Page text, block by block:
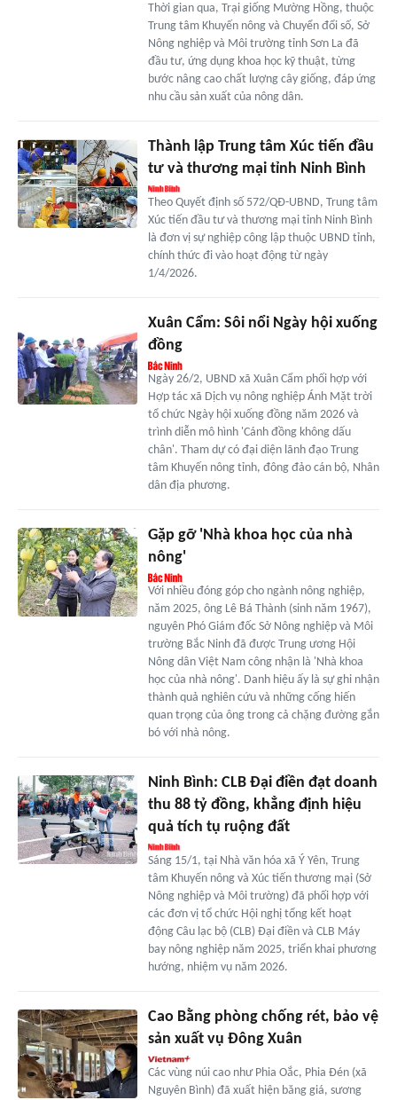
Thời gian qua, Trại giống Mường Hồng, thuộc
Trung tâm Khuyến nông và Chuyển đổi số, Sở
Nông nghiệp và Môi trường tỉnh Sơn La đã
đầu tư, ứng dụng khoa học kỹ thuật, từng
bước nâng cao chất lượng cây giống, đáp ứng
nhu cầu sản xuất của nông dân.
Thành lập Trung tâm Xúc tiến đầu
tư và thương mại tỉnh Ninh Bình
Theo Quyết định số 572/QĐ-UBND, Trung tâm
Xúc tiến đầu tư và thương mại tỉnh Ninh Bình
là đơn vị sự nghiệp công lập thuộc UBND tỉnh,
chính thức đi vào hoạt động từ ngày
1/4/2026.
Xuân Cẩm: Sôi nổi Ngày hội xuống
đồng
Ngày 26/2, UBND xã Xuân Cẩm phối hợp với
Hợp tác xã Dịch vụ nông nghiệp Ánh Mặt trời
tổ chức Ngày hội xuống đồng năm 2026 và
trình diễn mô hình 'Cánh đồng không dấu
chân'. Tham dự có đại diện lãnh đạo Trung
tâm Khuyến nông tỉnh, đông đảo cán bộ, Nhân
dân địa phương.
Gặp gỡ 'Nhà khoa học của nhà
nông'
Với nhiều đóng góp cho ngành nông nghiệp,
năm 2025, ông Lê Bá Thành (sinh năm 1967),
nguyên Phó Giám đốc Sở Nông nghiệp và Môi
trường Bắc Ninh đã được Trung ương Hội
Nông dân Việt Nam công nhận là 'Nhà khoa
học của nhà nông'. Danh hiệu ấy là sự ghi nhận
thành quả nghiên cứu và những cống hiến
quan trọng của ông trong cả chặng đường gắn
bó với nhà nông.
Ninh Bình: CLB Đại điền đạt doanh
thu 88 tỷ đồng, khẳng định hiệu
quả tích tụ ruộng đất
Sáng 15/1, tại Nhà văn hóa xã Ý Yên, Trung
tâm Khuyến nông và Xúc tiến thương mại (Sở
Nông nghiệp và Môi trường) đã phối hợp với
các đơn vị tổ chức Hội nghị tổng kết hoạt
động Câu lạc bộ (CLB) Đại điền và CLB Máy
bay nông nghiệp năm 2025, triển khai phương
hướng, nhiệm vụ năm 2026.
Cao Bằng phòng chống rét, bảo vệ
sản xuất vụ Đông Xuân
Các vùng núi cao như Phia Oắc, Phia Đén (xã
Nguyên Bình) đã xuất hiện băng giá, sương